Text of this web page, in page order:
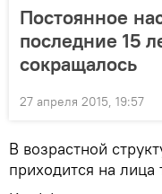
Постоянное
последние 15
сокращалось
27 апреля 2015, 19:57
В возрастной
приходится на лица